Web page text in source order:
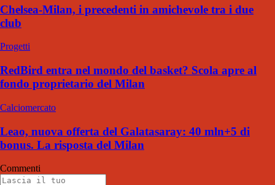
Chelsea-Milan, i precedenti in amichevole tra i due
club
Progetti
RedBird entra nel mondo del basket? Scola apre al
fondo proprietario del Milan
Calciomercato
Leao, nuova offerta del Galatasaray: 40 mln+5 di
bonus. La risposta del Milan
Commenti